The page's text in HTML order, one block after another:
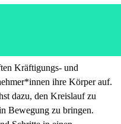
Kräftigungs- und
ihre Körper auf.
dazu, den Kreislauf zu
Bewegung zu bringen.